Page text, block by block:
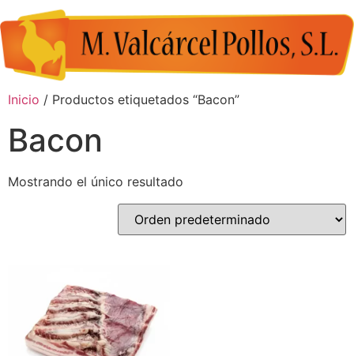
Inicio / Productos etiquetados “Bacon”
Bacon
Mostrando el único resultado